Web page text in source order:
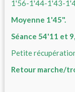
1'56-1'44-1'43-
Moyenne 1'45".
Séance 54'11 et
Petite
Retour marche/